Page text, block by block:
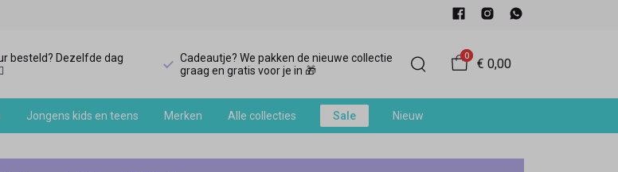
besteld? Dezelfde dag
Cadeautje? We pakken de nieuwe collectie
graag en gratis voor je in 🎁
0
€ 0,00
Jongens kids en teens Merken Alle collecties Sale Nieuw